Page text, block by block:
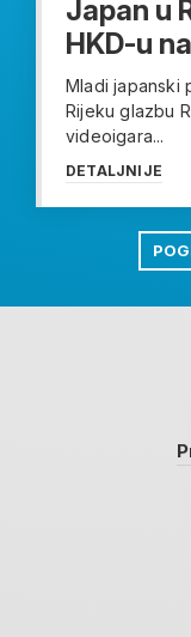
Japan u
HKD-u
Mladi japanski
Rijeku glazbu
videoigara...
DETALJNIJE